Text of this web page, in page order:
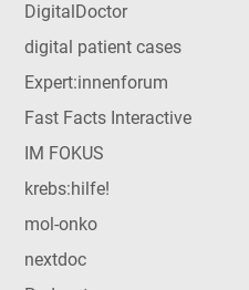
DigitalDoctor
digital patient cases
Expert:innenforum
Fast Facts Interactive
IM FOKUS
krebs:hilfe!
mol-onko
nextdoc